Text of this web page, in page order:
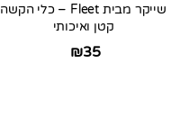
שייקר מבית Fleet – כלי הקשה
קטן ואיכותי
₪35